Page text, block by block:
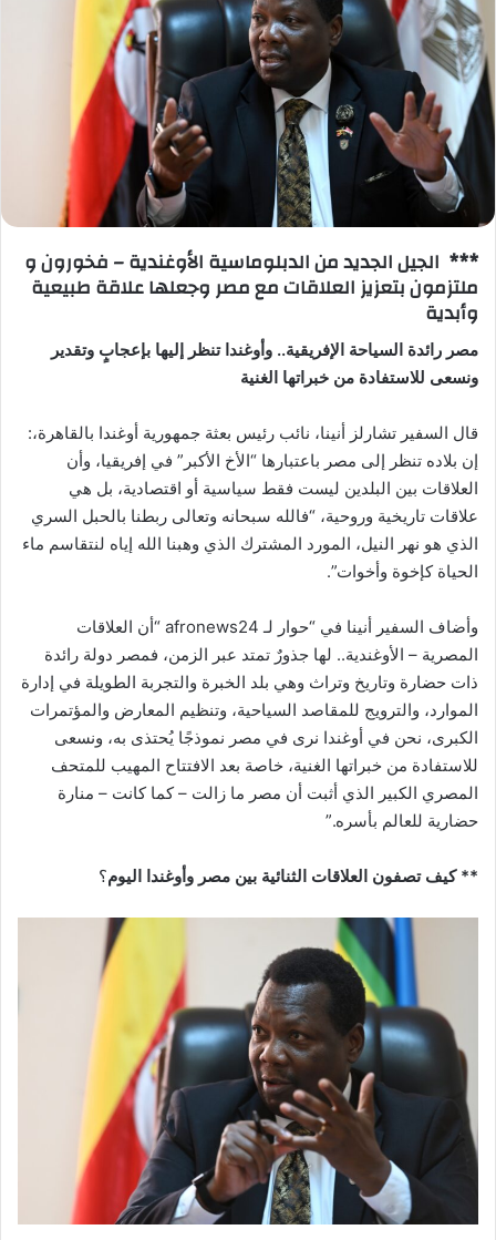
*** الجيل الجديد من الدبلوماسية الأوغندية – فخورون و
ملتزمون بتعزيز العلاقات مع مصر وجعلها علاقة طبيعية
وأبدية
مصر رائدة السياحة الإفريقية.. وأوغندا تنظر إليها بإعجابٍ وتقدير
ونسعى للاستفادة من خبراتها الغنية
قال السفير تشارلز أنينا، نائب رئيس بعثة جمهورية أوغندا بالقاهرة،:
إن بلاده تنظر إلى مصر باعتبارها “الأخ الأكبر” في إفريقيا، وأن
العلاقات بين البلدين ليست فقط سياسية أو اقتصادية، بل هي
علاقات تاريخية وروحية، “فالله سبحانه وتعالى ربطنا بالحبل السري
الذي هو نهر النيل، المورد المشترك الذي وهبنا الله إياه لنتقاسم ماء
الحياة كإخوة وأخوات”.
وأضاف السفير أنينا في “حوار لـ afronews24 “أن العلاقات
المصرية – الأوغندية.. لها جذورٌ تمتد عبر الزمن، فمصر دولة رائدة
ذات حضارة وتاريخ وتراث وهي بلد الخبرة والتجربة الطويلة في إدارة
الموارد، والترويج للمقاصد السياحية، وتنظيم المعارض والمؤتمرات
الكبرى، نحن في أوغندا نرى في مصر نموذجًا يُحتذى به، ونسعى
للاستفادة من خبراتها الغنية، خاصة بعد الافتتاح المهيب للمتحف
المصري الكبير الذي أثبت أن مصر ما زالت – كما كانت – منارة
حضارية للعالم بأسره.”
** كيف تصفون العلاقات الثنائية بين مصر وأوغندا اليوم؟